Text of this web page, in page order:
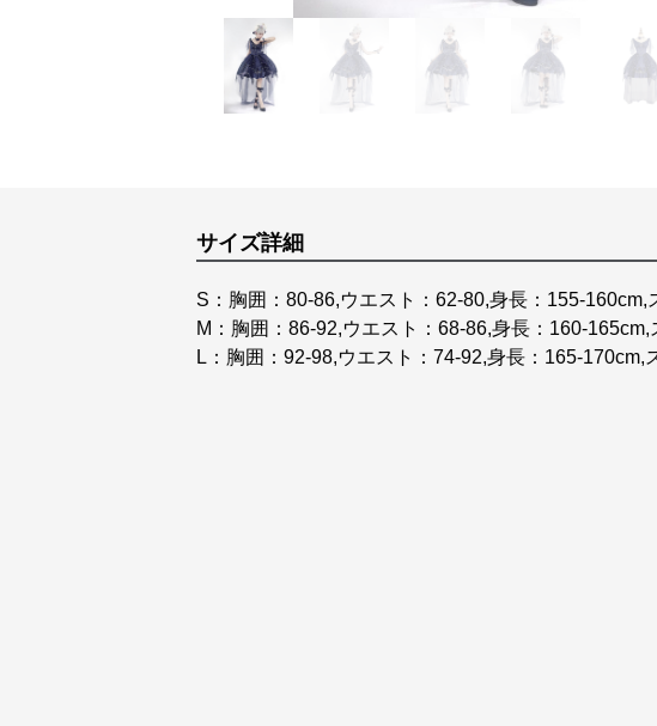
サイズ詳細
S：胸囲：80-86,ウエスト：62-80,身長：155-160cm,
M：胸囲：86-92,ウエスト：68-86,身長：160-
L：胸囲：92-98,ウエスト：74-92,身長：165-170cm,